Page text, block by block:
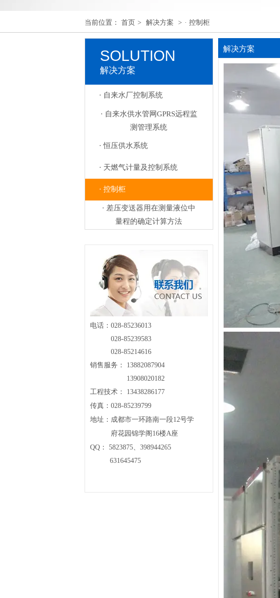
当前位置： 首页 > 解决方案 > · 控制柜
SOLUTION
解决方案
· 自来水厂控制系统
· 自来水供水管网GPRS远程监
测管理系统
· 恒压供水系统
· 天燃气计量及控制系统
· 控制柜
· 差压变送器用在测量液位中
量程的确定计算方法
电话：028-85236013
028-85239583
028-85214616
销售服务： 13882087904
13908020182
工程技术： 13438286177
传真：028-85239799
地址：成都市一环路南一段12号学
府花园锦学阁16楼A座
QQ： 5823875、398944265
631645475
解决方案